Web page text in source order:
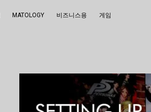
MATOLOGY 비즈니스용 게임